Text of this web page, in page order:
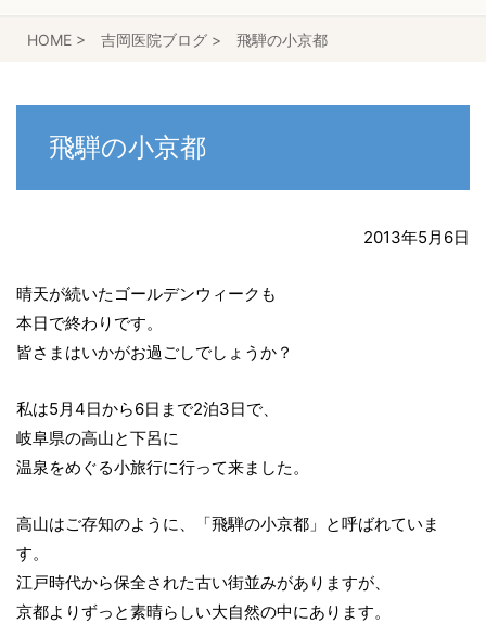
HOME > 吉岡医院ブログ > 飛騨の小京都
飛騨の小京都
2013年5月6日
晴天が続いたゴールデンウィークも
本日で終わりです。
皆さまはいかがお過ごしでしょうか？
私は5月4日から6日まで2泊3日で、
岐阜県の高山と下呂に
温泉をめぐる小旅行に行って来ました。
高山はご存知のように、「飛騨の小京都」と呼ばれていま
す。
江戸時代から保全された古い街並みがありますが、
京都よりずっと素晴らしい大自然の中にあります。